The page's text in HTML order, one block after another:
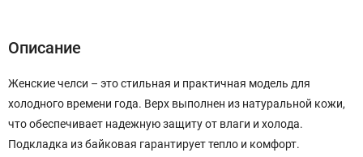
Описание
Женские челси – это стильная и практичная модель для
холодного времени года. Верх выполнен из натуральной кожи,
что обеспечивает надежную защиту от влаги и холода.
Подкладка из байковая гарантирует тепло и комфорт.